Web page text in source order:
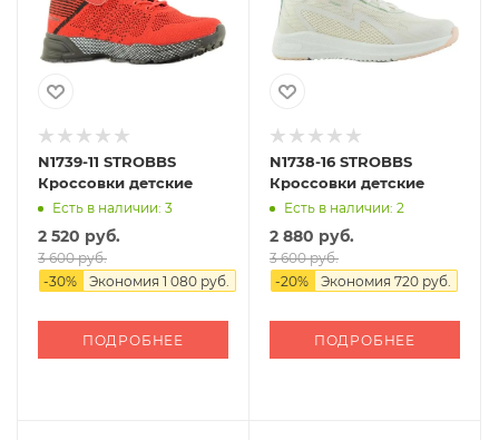
N1739-11 STROBBS
Кроссовки детские
Есть в наличии: 3
2 520 руб.
3 600 руб.
-30% Экономия 1 080 руб.
ПОДРОБНЕЕ
N1738-16 STROBBS
Кроссовки детские
Есть в наличии: 2
2 880 руб.
3 600 руб.
-20% Экономия 720 руб.
ПОДРОБНЕЕ